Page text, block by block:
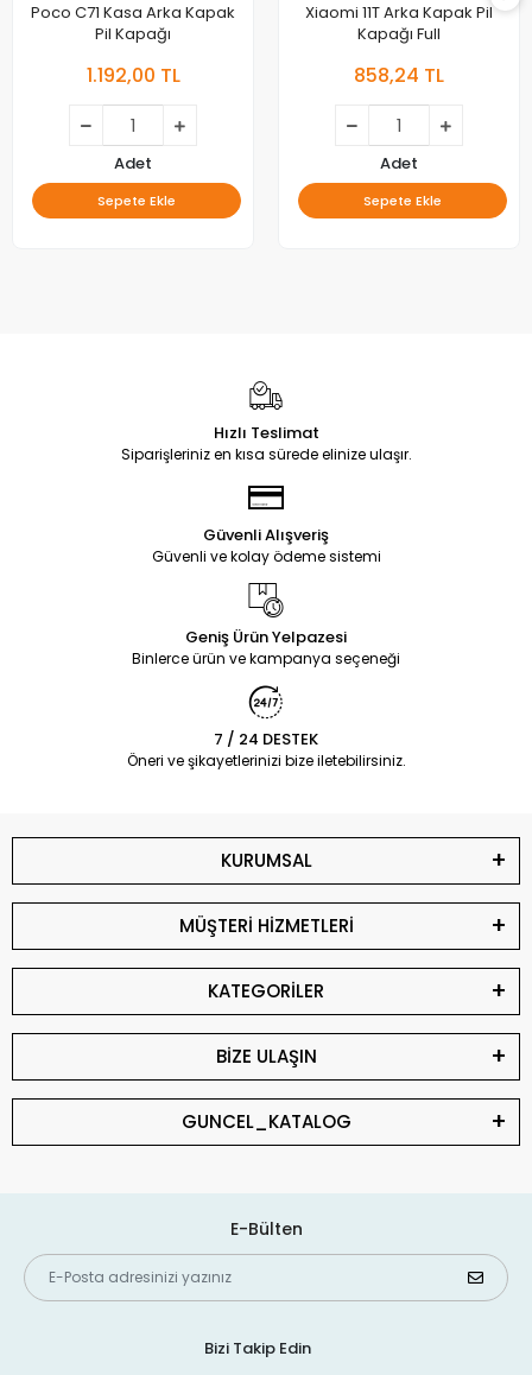
Poco C71 Kasa Arka Kapak
Pil Kapağı
1.192,00 TL
Adet
Sepete Ekle
Xiaomi 11T Arka Kapak Pil
Kapağı Full
858,24 TL
Adet
Sepete Ekle
Hızlı Teslimat
Siparişleriniz en kısa sürede elinize ulaşır.
Güvenli Alışveriş
Güvenli ve kolay ödeme sistemi
Geniş Ürün Yelpazesi
Binlerce ürün ve kampanya seçeneği
7 / 24 DESTEK
Öneri ve şikayetlerinizi bize iletebilirsiniz.
KURUMSAL
MÜŞTERİ HİZMETLERİ
KATEGORİLER
BİZE ULAŞIN
GUNCEL_KATALOG
E-Bülten
Bizi Takip Edin